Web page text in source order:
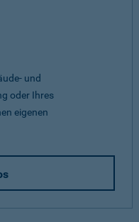
und
oder Ihres
eigenen